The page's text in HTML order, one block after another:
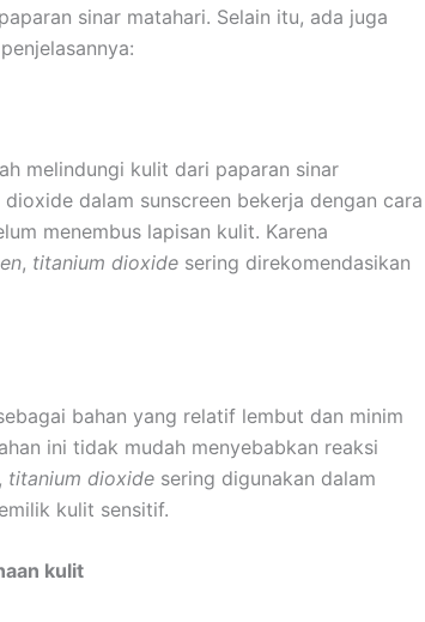
sinar matahari. Selain itu, ada juga
melindungi kulit dari paparan sinar
dalam sunscreen bekerja dengan cara
menembus lapisan kulit. Karena
, titanium dioxide sering direkomendasikan
bahan yang relatif lembut dan minim
ini tidak mudah menyebabkan reaksi
titanium dioxide sering digunakan dalam
kulit sensitif.
kulit